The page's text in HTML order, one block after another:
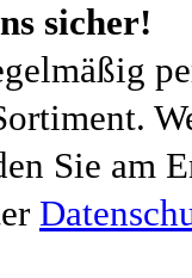
sicher!
Sie am